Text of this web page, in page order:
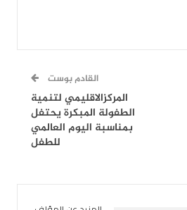
القادم بوست
المركزالاقليمي لتنمية
الطفولة المبكرة يحتفل
بمناسبة اليوم العالمي
للطفل